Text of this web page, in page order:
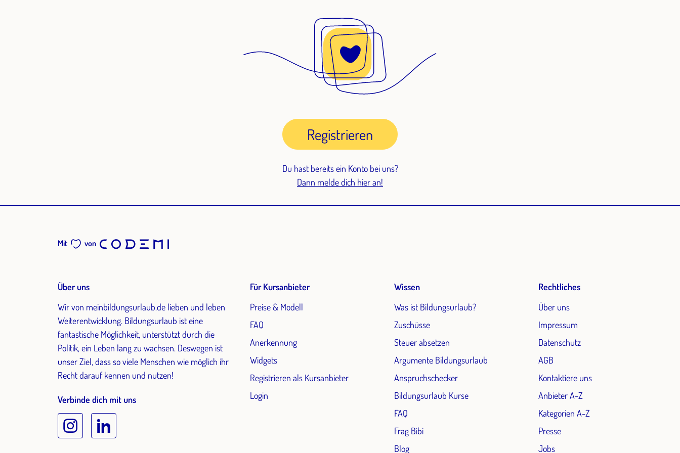
Registrieren
Du hast bereits ein Konto bei uns?
Dann melde dich hier an!
Mit von
Über uns
Wir von meinbildungsurlaub.de lieben und leben
Weiterentwicklung. Bildungsurlaub ist eine
fantastische Möglichkeit, unterstützt durch die
Politik, ein Leben lang zu wachsen. Deswegen ist
unser Ziel, dass so viele Menschen wie möglich ihr
Recht darauf kennen und nutzen!
Verbinde dich mit uns
Für Kursanbieter
Preise & Modell
FAQ
Anerkennung
Widgets
Registrieren als Kursanbieter
Login
Wissen
Was ist Bildungsurlaub?
Zuschüsse
Steuer absetzen
Argumente Bildungsurlaub
Anspruchschecker
Bildungsurlaub Kurse
FAQ
Frag Bibi
Blog
Rechtliches
Über uns
Impressum
Datenschutz
AGB
Kontaktiere uns
Anbieter A-Z
Kategorien A-Z
Presse
Jobs